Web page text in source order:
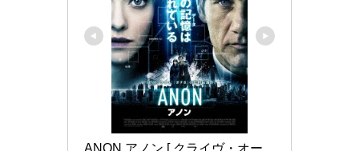
ANON アノン [ クライヴ・オー